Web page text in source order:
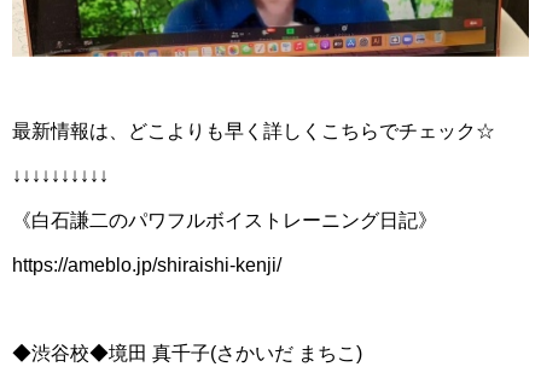
最新情報は、どこよりも早く詳しくこちらでチェック☆
↓↓↓↓↓↓↓↓↓↓
《白石謙二のパワフルボイストレーニング日記》
https://ameblo.jp/shiraishi-kenji/
◆渋谷校◆境田 真千子(さかいだ まちこ)